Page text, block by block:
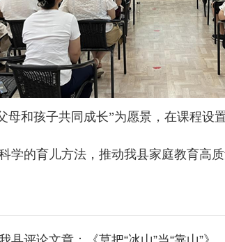
和孩子共同成长”为愿景，在课程设
学的育儿方法，推动我县家庭教育高质